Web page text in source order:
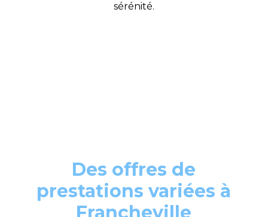
sérénité.
Des offres de
prestations variées à